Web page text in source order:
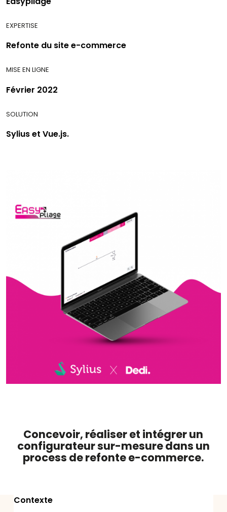
EXPERTISE
Refonte du site e-commerce
MISE EN LIGNE
Février 2022
SOLUTION
Sylius et Vue.js.
Concevoir, réaliser et intégrer un
configurateur sur-mesure dans un
process de refonte e-commerce.
Contexte